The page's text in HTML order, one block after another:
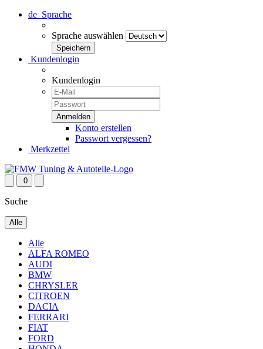
de Sprache
Sprache auswählen
Kundenlogin
Kundenlogin
Konto erstellen
Passwort vergessen?
Merkzettel
0
Suche
Alle
Alle
ALFA ROMEO
AUDI
BMW
CHRYSLER
CITROEN
DACIA
FERRARI
FIAT
FORD